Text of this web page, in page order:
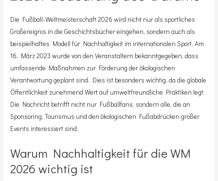
Die Fußball-Weltmeisterschaft 2026 wird nicht nur als sportliches
Großereignis in die Geschichtsbücher eingehen, sondern auch als
beispielhaftes Modell für Nachhaltigkeit im internationalen Sport. Am
16. März 2023 wurde von den Veranstaltern bekanntgegeben, dass
umfassende Maßnahmen zur Förderung der ökologischen
Verantwortung geplant sind. Dies ist besonders wichtig, da die globale
Öffentlichkeit zunehmend Wert auf umweltfreundliche Praktiken legt.
Die Nachricht betrifft nicht nur Fußballfans, sondern alle, die an
Sponsoring, Tourismus und den ökologischen Fußabdrücken großer
Events interessiert sind.
Warum Nachhaltigkeit für die WM
2026 wichtig ist